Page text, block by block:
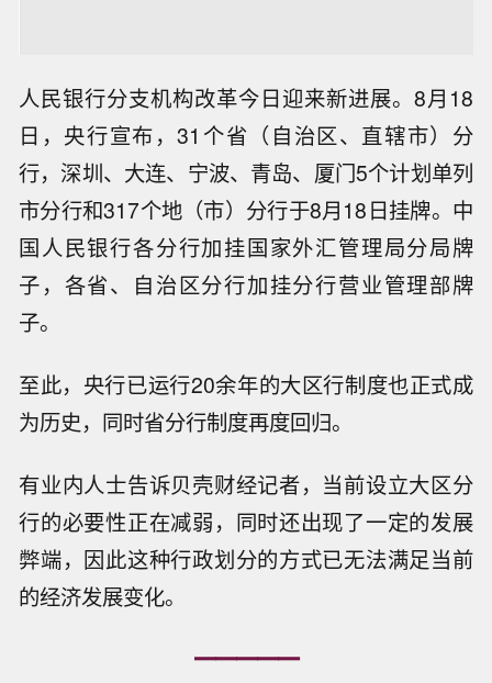
人民银行分支机构改革今日迎来新进展。8月18
日，央行宣布，31个省（自治区、直辖市）分
行，深圳、大连、宁波、青岛、厦门5个计划单列
市分行和317个地（市）分行于8月18日挂牌。中
国人民银行各分行加挂国家外汇管理局分局牌
子，各省、自治区分行加挂分行营业管理部牌
子。
至此，央行已运行20余年的大区行制度也正式成
为历史，同时省分行制度再度回归。
有业内人士告诉贝壳财经记者，当前设立大区分
行的必要性正在减弱，同时还出现了一定的发展
弊端，因此这种行政划分的方式已无法满足当前
的经济发展变化。
━━━━━